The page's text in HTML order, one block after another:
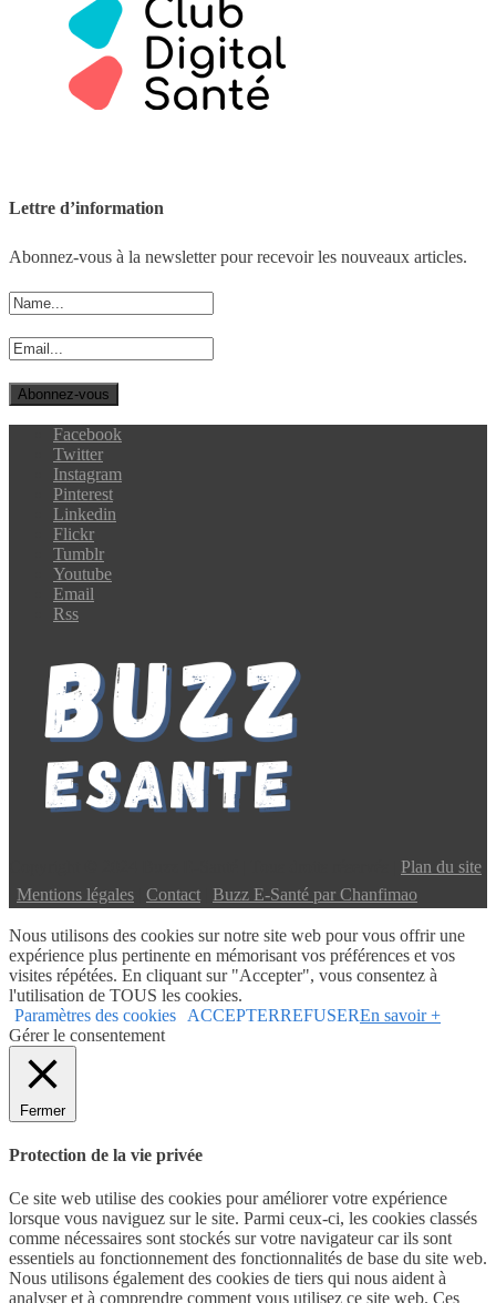
Lettre d’information
Abonnez-vous à la newsletter pour recevoir les nouveaux articles.
Facebook
Twitter
Instagram
Pinterest
Linkedin
Flickr
Tumblr
Youtube
Email
Rss
Plan du site
Mentions légales Contact Buzz E-Santé par Chanfimao
Nous utilisons des cookies sur notre site web pour vous offrir une
expérience plus pertinente en mémorisant vos préférences et vos
visites répétées. En cliquant sur "Accepter", vous consentez à
l'utilisation de TOUS les cookies.
Paramètres des cookies
ACCEPTERREFUSEREn savoir +
Gérer le consentement
Fermer
Protection de la vie privée
Ce site web utilise des cookies pour améliorer votre expérience
lorsque vous naviguez sur le site. Parmi ceux-ci, les cookies classés
comme nécessaires sont stockés sur votre navigateur car ils sont
essentiels au fonctionnement des fonctionnalités de base du site web.
Nous utilisons également des cookies de tiers qui nous aident à
analyser et à comprendre comment vous utilisez ce site web. Ces